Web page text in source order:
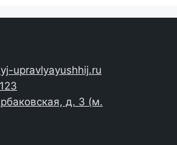
upravlyayushhij.ru
д. 3 (м.